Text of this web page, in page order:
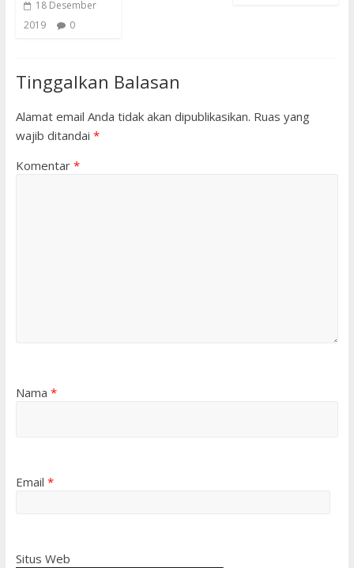
18 Desember
2019
0
Tinggalkan Balasan
Alamat email Anda tidak akan dipublikasikan. Ruas yang
wajib ditandai *
Komentar *
Nama *
Email *
Situs Web